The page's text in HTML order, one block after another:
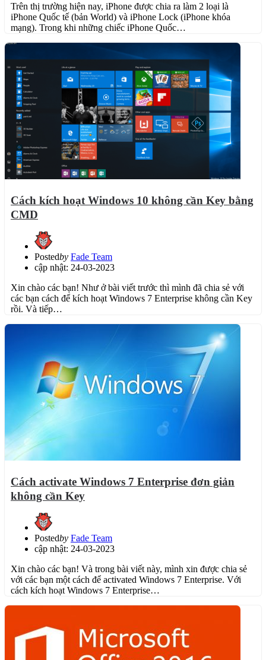
Trên thị trường hiện nay, iPhone được chia ra làm 2 loại là
iPhone Quốc tế (bản World) và iPhone Lock (iPhone khóa
mạng). Trong khi những chiếc iPhone Quốc…
Cách kích hoạt Windows 10 không cần Key bằng
CMD
Postedby Fade Team
cập nhật: 24-03-2023
Xin chào các bạn! Như ở bài viết trước thì mình đã chia sẻ với
các bạn cách để kích hoạt Windows 7 Enterprise không cần Key
rồi. Và tiếp…
Cách activate Windows 7 Enterprise đơn giản
không cần Key
Postedby Fade Team
cập nhật: 24-03-2023
Xin chào các bạn! Và trong bài viết này, mình xin được chia sẻ
với các bạn một cách để activated Windows 7 Enterprise. Với
cách kích hoạt Windows 7 Enterprise…